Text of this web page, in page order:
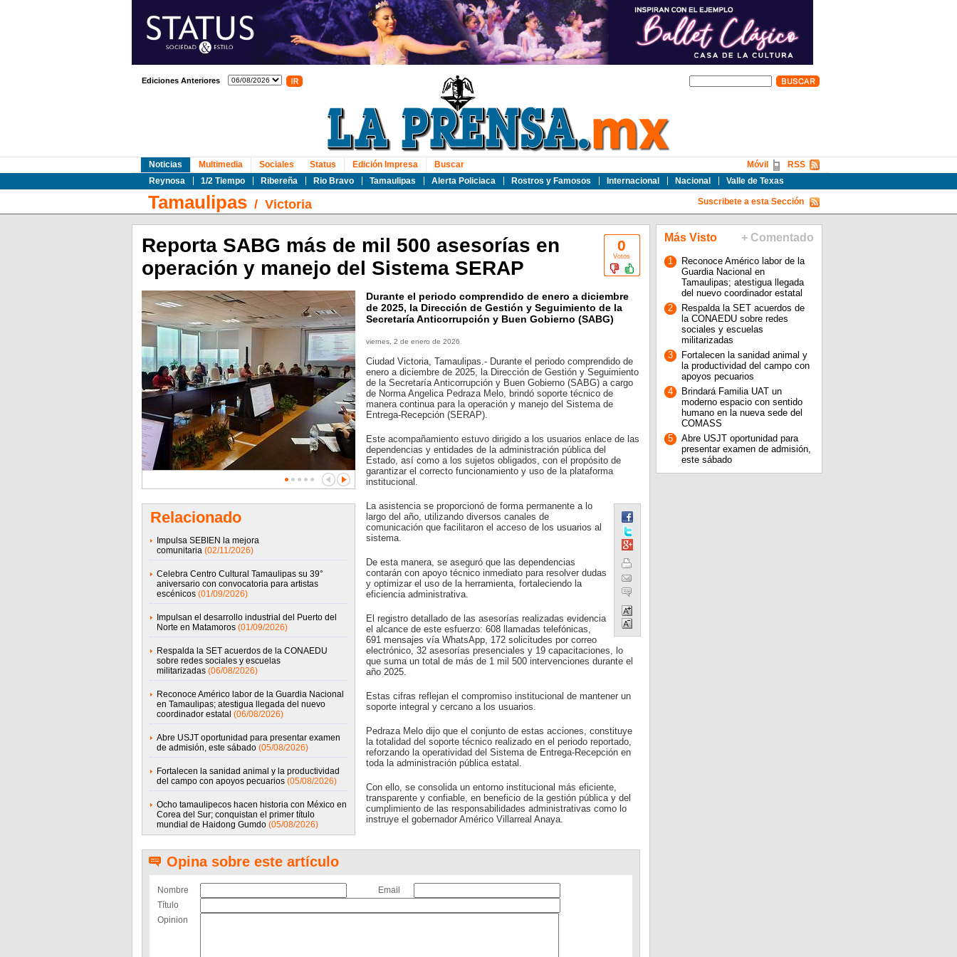
Ediciones Anteriores
Noticias
Reynosa
1/2 Tiempo Ribereña Rio Bravo Tamaulipas Alerta Policiaca Rostros y Famosos Internacional Nacional Valle de Texas
Multimedia Sociales Status Edición Impresa Buscar RSS
Móvil
Tamaulipas/ Victoria Suscribete a esta Sección
0
Votos
Reporta SABG más de mil 500 asesorías en
operación y manejo del Sistema SERAP
Relacionado
Impulsa SEBIEN la mejora
comunitaria (02/11/2026)
Celebra Centro Cultural Tamaulipas su 39°
aniversario con convocatoria para artistas
escénicos (01/09/2026)
Impulsan el desarrollo industrial del Puerto del
Norte en Matamoros (01/09/2026)
Respalda la SET acuerdos de la CONAEDU
sobre redes sociales y escuelas
militarizadas (06/08/2026)
Reconoce Américo labor de la Guardia Nacional
en Tamaulipas; atestigua llegada del nuevo
coordinador estatal (06/08/2026)
Abre USJT oportunidad para presentar examen
de admisión, este sábado (05/08/2026)
Fortalecen la sanidad animal y la productividad
del campo con apoyos pecuarios (05/08/2026)
Ocho tamaulipecos hacen historia con México en
Corea del Sur; conquistan el primer título
mundial de Haidong Gumdo (05/08/2026)
Durante el periodo comprendido de enero a diciembre
de 2025, la Dirección de Gestión y Seguimiento de la
Secretaría Anticorrupción y Buen Gobierno (SABG)
viernes, 2 de enero de 2026
Ciudad Victoria, Tamaulipas.- Durante el periodo comprendido de
enero a diciembre de 2025, la Dirección de Gestión y Seguimiento
de la Secretaría Anticorrupción y Buen Gobierno (SABG) a cargo
de Norma Angelica Pedraza Melo, brindó soporte técnico de
manera continua para la operación y manejo del Sistema de
Entrega-Recepción (SERAP).
Este acompañamiento estuvo dirigido a los usuarios enlace de las
dependencias y entidades de la administración pública del
Estado, así como a los sujetos obligados, con el propósito de
garantizar el correcto funcionamiento y uso de la plataforma
institucional.
La asistencia se proporcionó de forma permanente a lo
largo del año, utilizando diversos canales de
comunicación que facilitaron el acceso de los usuarios al
sistema.
De esta manera, se aseguró que las dependencias
contarán con apoyo técnico inmediato para resolver dudas
y optimizar el uso de la herramienta, fortaleciendo la
eficiencia administrativa.
El registro detallado de las asesorías realizadas evidencia
el alcance de este esfuerzo: 608 llamadas telefónicas,
691 mensajes vía WhatsApp, 172 solicitudes por correo
electrónico, 32 asesorías presenciales y 19 capacitaciones, lo
que suma un total de más de 1 mil 500 intervenciones durante el
año 2025.
Estas cifras reflejan el compromiso institucional de mantener un
soporte integral y cercano a los usuarios.
Pedraza Melo dijo que el conjunto de estas acciones, constituye
la totalidad del soporte técnico realizado en el periodo reportado,
reforzando la operatividad del Sistema de Entrega-Recepción en
toda la administración pública estatal.
Con ello, se consolida un entorno institucional más eficiente,
transparente y confiable, en beneficio de la gestión pública y del
cumplimiento de las responsabilidades administrativas como lo
instruye el gobernador Américo Villarreal Anaya.
Opina sobre este artículo
Nombre
Email
Título
Opinion
Más Visto + Comentado
1
Reconoce Américo labor de la
Guardia Nacional en
Tamaulipas; atestigua llegada
del nuevo coordinador estatal
2
Respalda la SET acuerdos de
la CONAEDU sobre redes
sociales y escuelas
militarizadas
3
Fortalecen la sanidad animal y
la productividad del campo con
apoyos pecuarios
4
Brindará Familia UAT un
moderno espacio con sentido
humano en la nueva sede del
COMASS
5
Abre USJT oportunidad para
presentar examen de admisión,
este sábado